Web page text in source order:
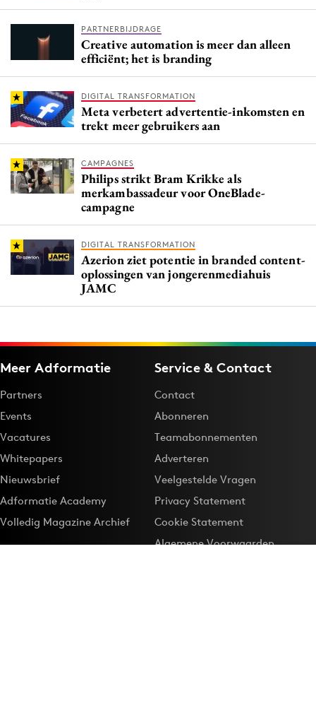
PARTNERBIJDRAGE
Creative automation is meer dan alleen
efficiënt; het is branding
DIGITAL TRANSFORMATION
Meta verbetert advertentie-inkomsten en
trekt meer gebruikers aan
CAMPAGNES
Philips strikt Bram Krikke als
merkambassadeur voor OneBlade-
campagne
DIGITAL TRANSFORMATION
Azerion ziet potentie in branded content-
oplossingen van jongerenmediahuis
JAMC
Meer Adformatie
Partners
Events
Vacatures
Whitepapers
Nieuwsbrief
Adformatie Academy
Volledig Magazine Archief
Service & Contact
Contact
Abonneren
Teamabonnementen
Adverteren
Veelgestelde Vragen
Privacy Statement
Cookie Statement
Algemene Voorwaarden